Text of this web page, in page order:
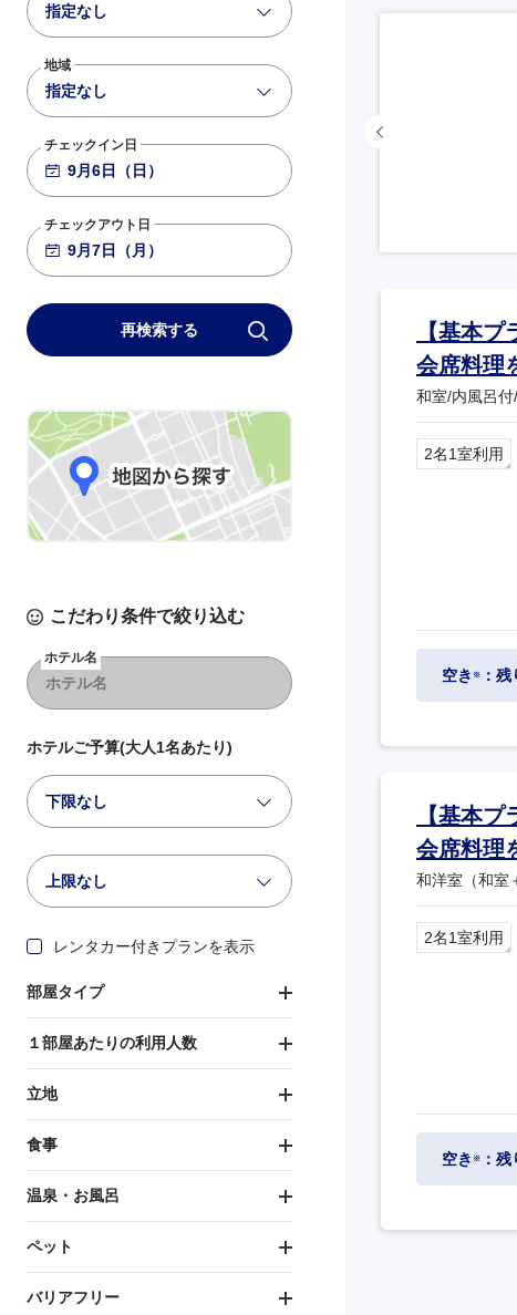
大阪伊丹 羽田
+4,800円
大阪伊丹 羽田
20:20 21:35
指定なし
地域
指定なし
チェックイン日
チェックアウト日
再検索する
こだわり条件で絞り込む
ホテル名
ホテルご予算(大人1名あたり)
下限なし
上限なし
レンタカー付きプランを表示
部屋タイプ
１部屋あたりの利用人数
立地
食事
温泉・お風呂
ペット
バリアフリー
【基本
会席料理
和室/内風呂
2名1室利用
空き ※：残
【基本
会席料理
和洋室（和室
2名1室利用
空き ※：残